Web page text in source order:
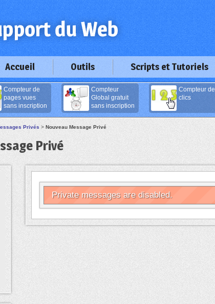
Accueil Outils Scripts et Tutoriels
Compteur de
pages vues
sans inscription
Compteur
Global gratuit
sans inscription
Compteur de
clics
Privés > Nouveau Message Privé
Privé
Private messages are disabled.